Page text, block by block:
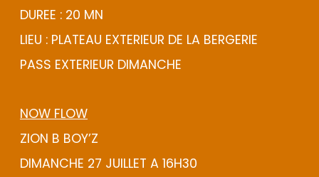
DUREE : 20 MN
LIEU : PLATEAU EXTERIEUR DE LA BERGERIE
PASS EXTERIEUR DIMANCHE
NOW FLOW
ZION B BOY’Z
DIMANCHE 27 JUILLET A 16H30